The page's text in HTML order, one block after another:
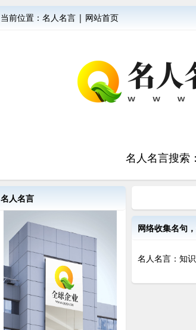
当前位置： 名人名言 | 网站首页
名人名言搜索：
名人名言
网络收集名句
名人名言：知